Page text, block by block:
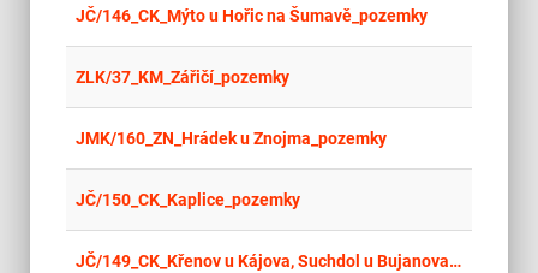
JČ/146_CK_Mýto u Hořic na Šumavě_pozemky
ZLK/37_KM_Zářičí_pozemky
JMK/160_ZN_Hrádek u Znojma_pozemky
JČ/150_CK_Kaplice_pozemky
JČ/149_CK_Křenov u Kájova, Suchdol u Bujanova, Benešov nad Černou_stavba vč. pozemku